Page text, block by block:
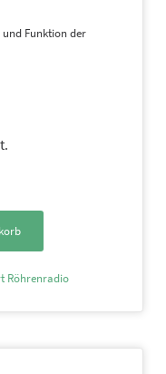
Funktion der
Röhrenradio